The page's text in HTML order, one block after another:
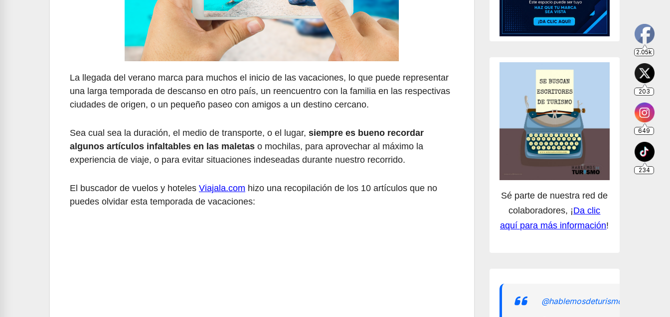
La llegada del verano marca para muchos el inicio de las vacaciones, lo que puede representar
una larga temporada de descanso en otro país, un reencuentro con la familia en las respectivas
ciudades de origen, o un pequeño paseo con amigos a un destino cercano.
Sea cual sea la duración, el medio de transporte, o el lugar, siempre es bueno recordar
algunos artículos infaltables en las maletas o mochilas, para aprovechar al máximo la
experiencia de viaje, o para evitar situaciones indeseadas durante nuestro recorrido.
El buscador de vuelos y hoteles Viajala.com hizo una recopilación de los 10 artículos que no
puedes olvidar esta temporada de vacaciones:
Sé parte de nuestra red de
colaboradores, ¡Da clic
aquí para más información!
@hablemosdeturismomx